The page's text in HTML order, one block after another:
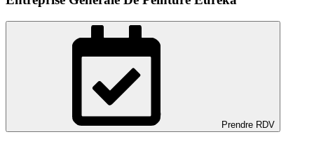
Prendre RDV